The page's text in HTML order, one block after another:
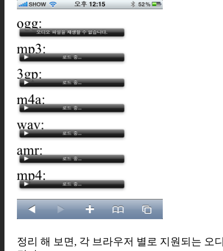
정리 해 보면, 각 브라우저 별로 지원되는 오